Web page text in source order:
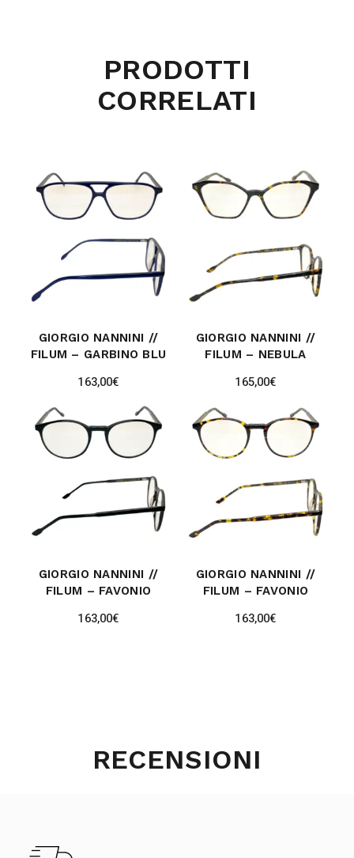
PRODOTTI
CORRELATI
GIORGIO NANNINI //
FILUM – GARBINO BLU
163,00€
GIORGIO NANNINI //
FILUM – NEBULA
165,00€
GIORGIO NANNINI //
FILUM – FAVONIO
163,00€
GIORGIO NANNINI //
FILUM – FAVONIO
163,00€
RECENSIONI